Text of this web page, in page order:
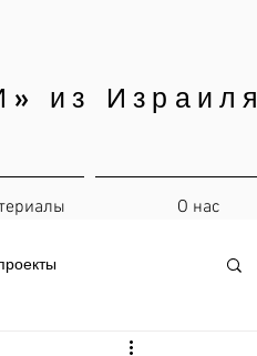
из Израиля
О нас